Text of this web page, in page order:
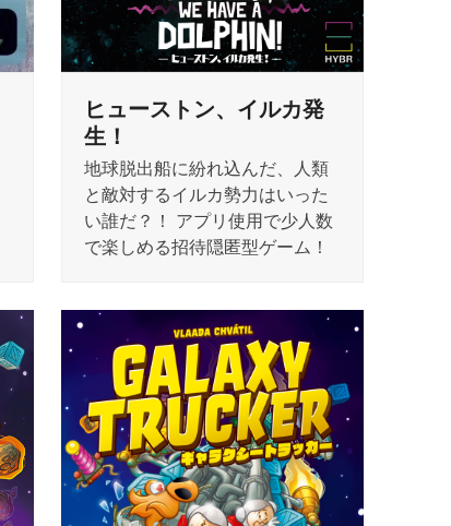
ヒューストン、イルカ発
生！
地球脱出船に紛れ込んだ、人類
と敵対するイルカ勢力はいった
い誰だ？！ アプリ使用で少人数
で楽しめる招待隠匿型ゲーム！